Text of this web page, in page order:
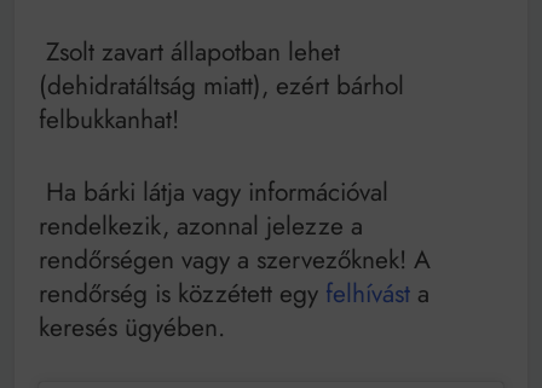
Zsolt zavart állapotban lehet
(dehidratáltság miatt), ezért bárhol
felbukkanhat!
Ha bárki látja vagy információval
rendelkezik, azonnal jelezze a
rendőrségen vagy a szervezőknek! A
rendőrség is közzétett egy felhívást a
keresés ügyében.